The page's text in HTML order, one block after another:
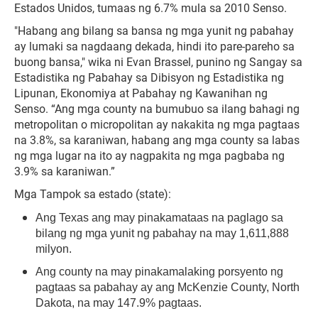
Estados Unidos, tumaas ng 6.7% mula sa 2010 Senso.
"Habang ang bilang sa bansa ng mga yunit ng pabahay
ay lumaki sa nagdaang dekada, hindi ito pare-pareho sa
buong bansa," wika ni Evan Brassel, punino ng Sangay sa
Estadistika ng Pabahay sa Dibisyon ng Estadistika ng
Lipunan, Ekonomiya at Pabahay ng Kawanihan ng
Senso. “Ang mga county na bumubuo sa ilang bahagi ng
metropolitan o micropolitan ay nakakita ng mga pagtaas
na 3.8%, sa karaniwan, habang ang mga county sa labas
ng mga lugar na ito ay nagpakita ng mga pagbaba ng
3.9% sa karaniwan.”
Mga Tampok sa estado (state):
Ang Texas ang may pinakamataas na paglago sa
bilang ng mga yunit ng pabahay na may 1,611,888
milyon.
Ang county na may pinakamalaking porsyento ng
pagtaas sa pabahay ay ang McKenzie County, North
Dakota, na may 147.9% pagtaas.